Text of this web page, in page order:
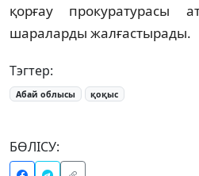
қорғау прокуратурасы
шараларды жалғастырады.
Тэгтер:
Абай облысы қоқыс
БӨЛІСУ: